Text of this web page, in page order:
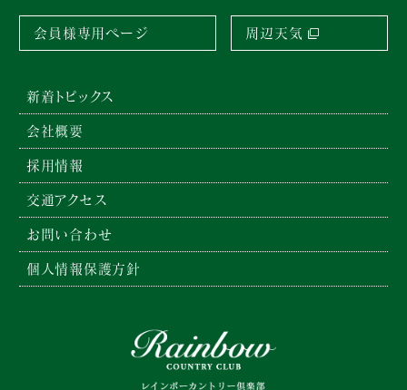
会員様専用ページ 周辺天気
新着トピックス
会社概要
採用情報
交通アクセス
お問い合わせ
個人情報保護方針